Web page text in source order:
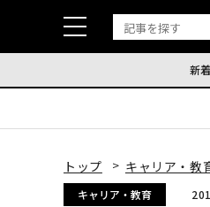
新
トップ キャリア・教
キャリア・教育